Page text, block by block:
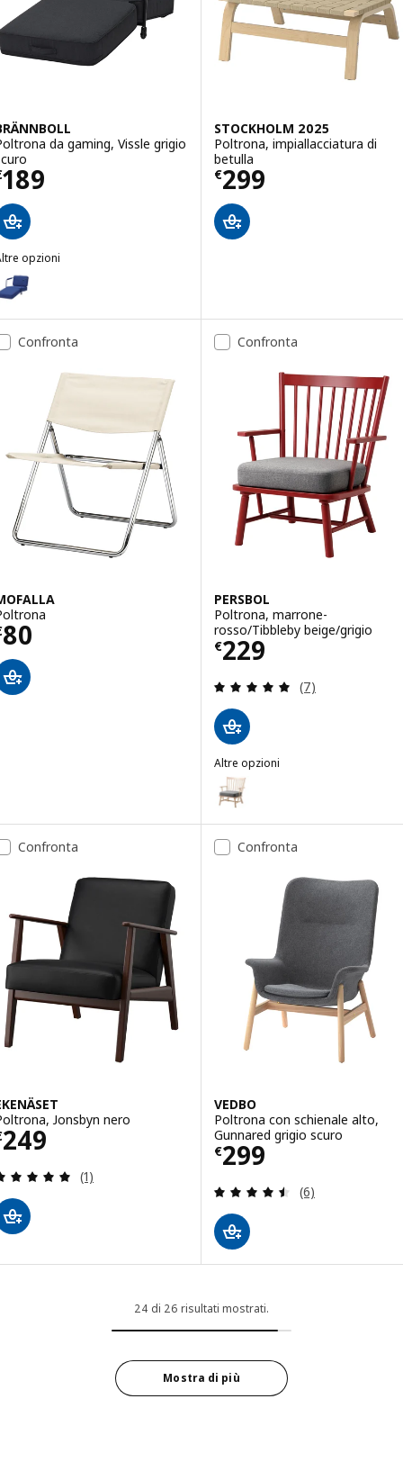
da gaming, Vissle grigio
189 € 189
opzioni
BRÄNNBOLL, Poltrona da gaming, Knisa blu vivo
STOCKHOLM 2025
Poltrona, impiallacciatura di
betulla
€299
Prezzo € 299
Confronta
80 € 80
Confronta
PERSBOL
Poltrona, marrone-
rosso/Tibbleby beige/grigio
€229
Prezzo € 229
Recensione:
(7)
Altre opzioni
PERSBOL
Opzione: PERSBOL, Poltrona,
Confronta
Jonsbyn nero
249 € 249
Recensione: 5 fuori da 5 stelle. Totale recensioni:
(1)
Confronta
VEDBO
Poltrona con schienale alto,
Gunnared grigio scuro
€299
Prezzo € 299
Recensione:
(6)
24 di 26 risultati mostrati.
Mostra di più